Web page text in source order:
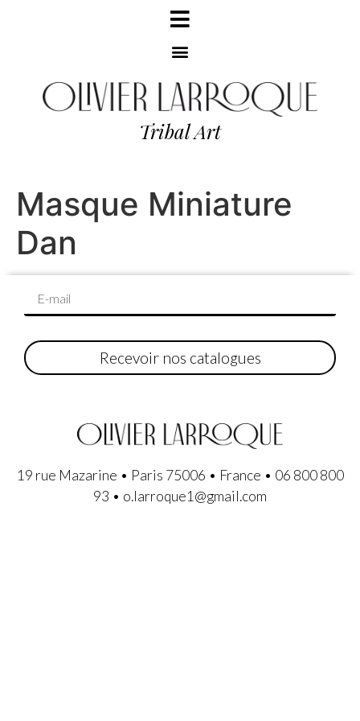
Tribal Art
Masque Miniature
Dan
Recevoir nos catalogues
19 rue Mazarine • Paris 75006 • France • 06 800 800
93 • o.larroque1@gmail.com